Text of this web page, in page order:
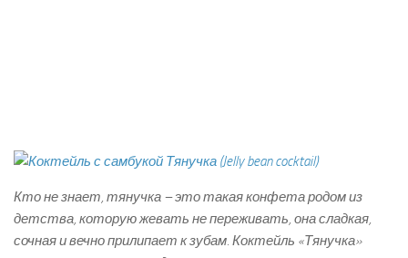
Кто не знает, тянучка – это такая конфета родом из
детства, которую жевать не переживать, она сладкая,
сочная и вечно прилипает к зубам. Коктейль «Тянучка»